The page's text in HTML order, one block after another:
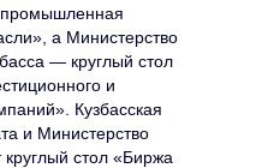
а Министерство
— круглый стол
и
Кузбасская
и Министерство
стол «Биржа